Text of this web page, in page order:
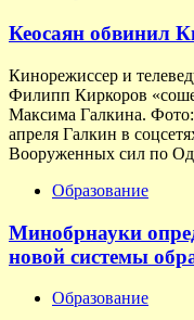
Кеосаян обвинил
Кинорежиссер и
Филипп Киркоров
Максима Галкина.
апреля Галкин в
Вооруженных сил по
Образование
Минобрнауки
новой системы
Образование